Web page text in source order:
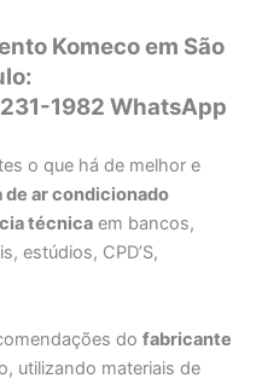
Komeco em São
1982 WhatsApp
o que há de melhor e
de ar condicionado
técnica em bancos,
estúdios, CPD’S,
dofabricante
utilizando materiais de